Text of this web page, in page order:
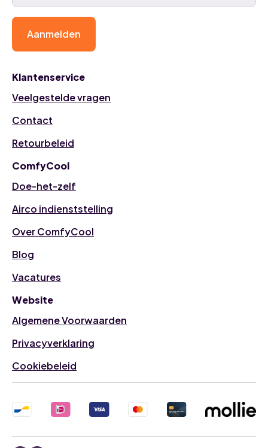
Klantenservice
Veelgestelde vragen
Contact
Retourbeleid
ComfyCool
Doe-het-zelf
Airco indienststelling
Over ComfyCool
Blog
Vacatures
Website
Algemene Voorwaarden
Privacyverklaring
Cookiebeleid
Aanmelden